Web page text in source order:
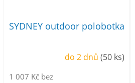
SYDNEY outdoor polobotka
do 2 dnů(50 ks)
1 007 Kč bez